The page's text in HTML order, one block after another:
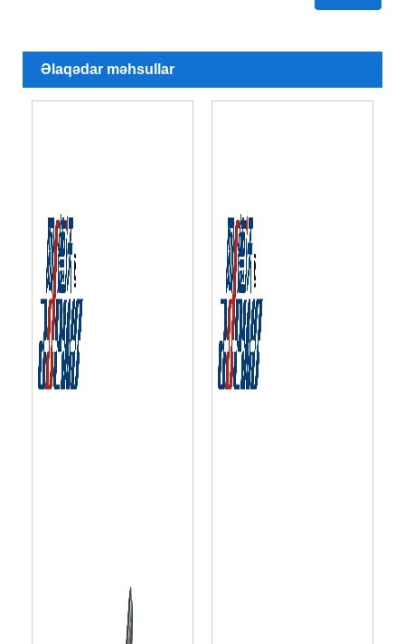
Əlaqədar məhsullar